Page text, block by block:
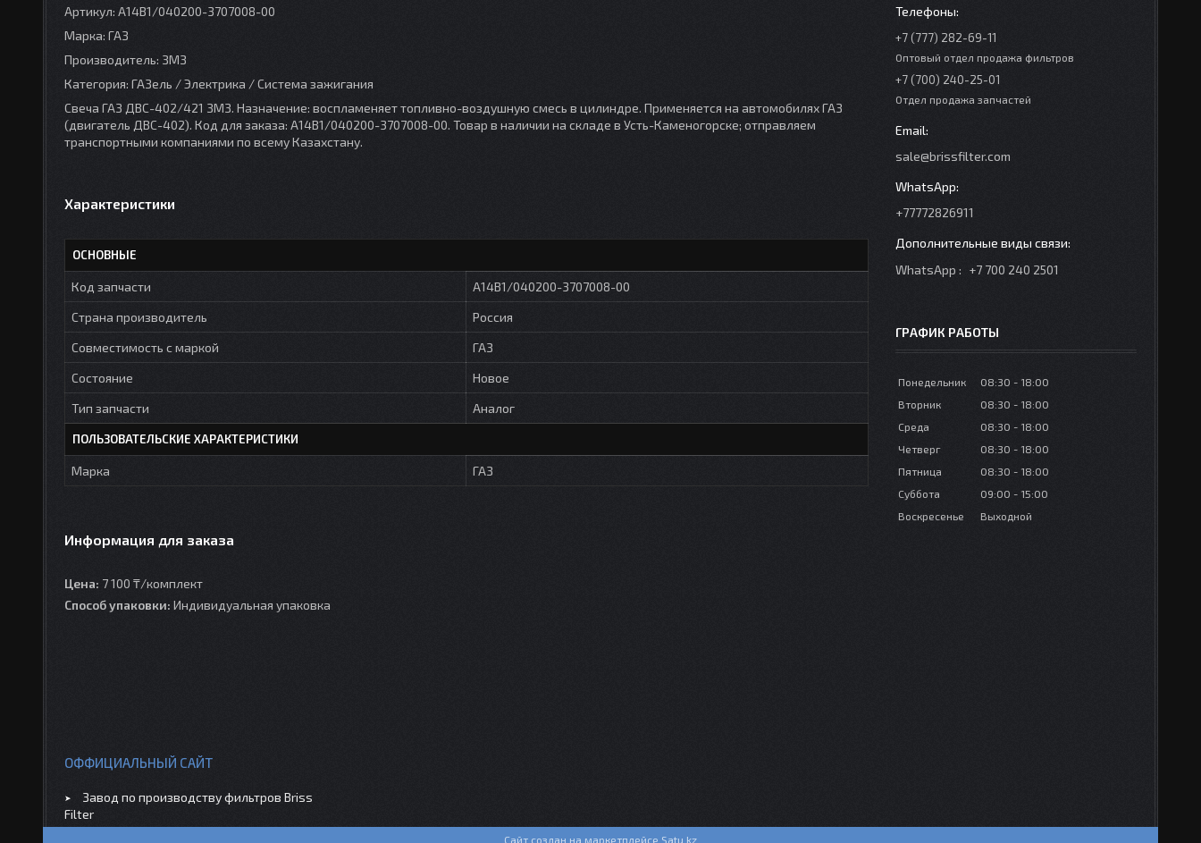
Артикул: А14В1/040200-3707008-00
Марка: ГАЗ
Производитель: ЗМЗ
Категория: ГАЗель / Электрика / Система зажигания
Свеча ГАЗ ДВС-402/421 ЗМЗ. Назначение: воспламеняет топливно-воздушную смесь в цилиндре. Применяется на автомобилях ГАЗ
(двигатель ДВС-402). Код для заказа: А14В1/040200-3707008-00. Товар в наличии на складе в Усть-Каменогорске; отправляем
транспортными компаниями по всему Казахстану.
Характеристики
ОСНОВНЫЕ
Код запчасти
А14В1/040200-3707008-00
Страна производитель
Россия
Совместимость с маркой
ГАЗ
Состояние
Новое
Тип запчасти
Аналог
ПОЛЬЗОВАТЕЛЬСКИЕ ХАРАКТЕРИСТИКИ
Марка ГАЗ
Информация для заказа
Цена: 7 100 ₸/комплект
Способ упаковки: Индивидуальная упаковка
+7 (777) 282-69-11
Оптовый отдел продажа фильтров
+7 (700) 240-25-01
Отдел продажа запчастей
sale@brissfilter.com
+77772826911
WhatsApp +7 700 240 2501
ГРАФИК РАБОТЫ
Понедельник 08:30
18:00
Вторник
08:30
18:00
Среда
08:30
18:00
Четверг
08:30
18:00
Пятница
08:30
18:00
Суббота
09:00
15:00
Воскресенье
Выходной
ОФФИЦИАЛЬНЫЙ САЙТ
Завод по производству фильтров Briss
Filter
Сайт создан на маркетплейсе Satu.kz